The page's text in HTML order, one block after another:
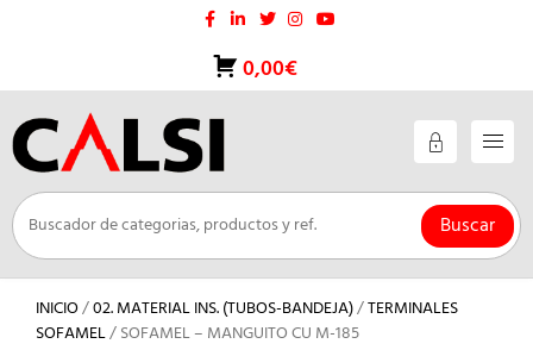
0,00€
Buscar
INICIO/02. MATERIAL INS. (TUBOS-BANDEJA)/TERMINALES
SOFAMEL/ SOFAMEL – MANGUITO CU M-185